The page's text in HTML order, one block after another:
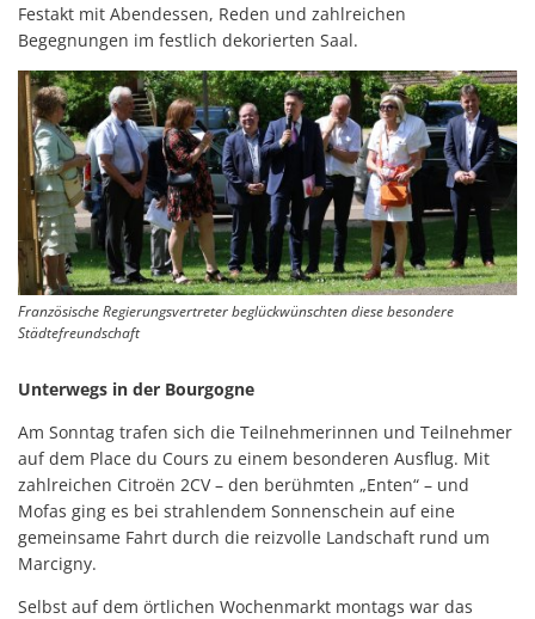
Festakt mit Abendessen, Reden und zahlreichen
Begegnungen im festlich dekorierten Saal.
Französische Regierungsvertreter beglückwünschten diese besondere
Städtefreundschaft
Unterwegs in der Bourgogne
Am Sonntag trafen sich die Teilnehmerinnen und Teilnehmer
auf dem Place du Cours zu einem besonderen Ausflug. Mit
zahlreichen Citroën 2CV – den berühmten „Enten“ – und
Mofas ging es bei strahlendem Sonnenschein auf eine
gemeinsame Fahrt durch die reizvolle Landschaft rund um
Marcigny.
Selbst auf dem örtlichen Wochenmarkt montags war das